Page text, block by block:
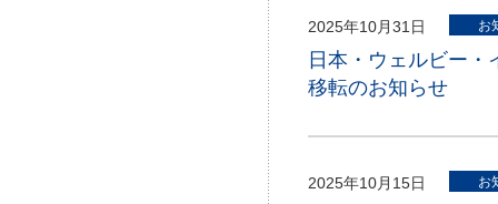
2025年10月31日 お
日本・ウェルビー
移転のお知らせ
2025年10月15日 お